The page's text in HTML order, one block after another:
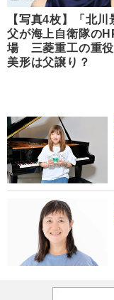
【写真4枚】「北川
父が海上自衛隊の
場 三菱重工の重
美形は父譲り？